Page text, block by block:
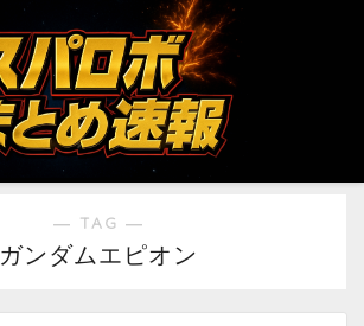
― TAG ―
ガンダムエピオン